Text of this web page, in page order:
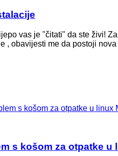
vas je "čitati" da ste živi!
, obavijesti me da postoji
s košom za otpatke u linux
s košom za otpatke u